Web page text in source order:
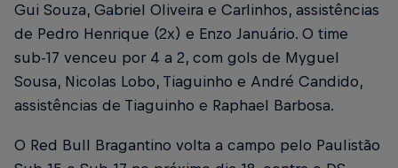
Gui Souza, Gabriel Oliveira e Carlinhos, assistências
de Pedro Henrique (2x) e Enzo Januário. O time
sub-17 venceu por 4 a 2, com gols de Myguel
Sousa, Nicolas Lobo, Tiaguinho e André Candido,
assistências de Tiaguinho e Raphael Barbosa.
O Red Bull Bragantino volta a campo pelo Paulistão